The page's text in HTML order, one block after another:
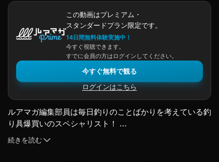
この動画はプレミアム・
スタンダードプラン限定です。
14日間無料体験実施中！
今すぐ視聴できます。
すでに会員の方はログインしてください。
今すぐ無料で観る
ログインはこちら
ルアマガ編集部員は毎日釣りのことばかりを考えている釣
り具爆買いのスペシャリスト！
取材や撮影をする度に欲しいものが増えてしまう困った職
業なのです。
続きを読む